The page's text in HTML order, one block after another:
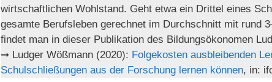
wirtschaftlichen Wohlstand. Geht etwa ein Drittel eines
gesamte Berufsleben gerechnet im Durchschnitt mit rund
findet man in dieser Publikation des Bildungsökonomen
➞ Ludger Wößmann (2020): Folgekosten ausbleibenden
Schulschließungen aus der Forschung lernen können, in: